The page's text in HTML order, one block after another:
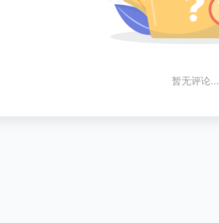
暂无评论...